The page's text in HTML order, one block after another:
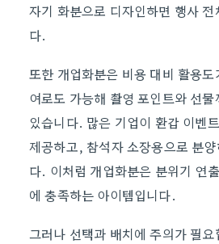
자기 화분으로 디자인하면 행사
다.
또한 개업화분은 비용 대비 활용
여로도 가능해 촬영 포인트와 선
있습니다. 많은 기업이 환갑 이벤
제공하고, 참석자 소장용으로 분
다. 이처럼 개업화분은 분위기 연
에 충족하는 아이템입니다.
그러나 선택과 배치에 주의가 필